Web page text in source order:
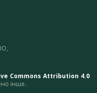
Commons Attribution 4.0
інше.